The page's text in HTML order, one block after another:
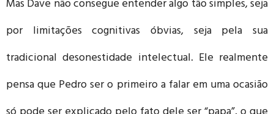
Mas Dave não consegue entender algo tão simples, seja
por limitações cognitivas óbvias, seja pela sua
tradicional desonestidade intelectual. Ele realmente
pensa que Pedro ser o primeiro a falar em uma ocasião